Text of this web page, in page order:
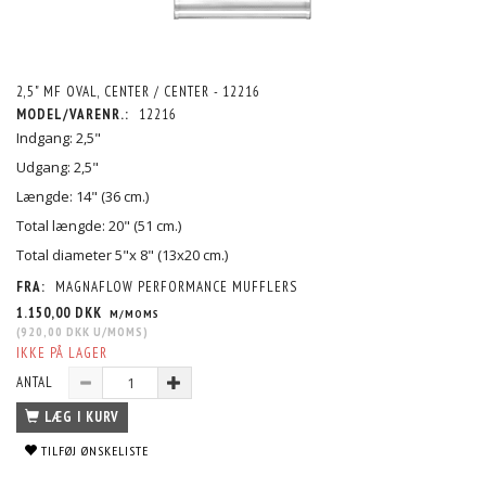
2,5" MF OVAL, CENTER / CENTER - 12216
MODEL/VARENR.:
12216
Indgang: 2,5"
Udgang: 2,5"
Længde: 14" (36 cm.)
Total længde: 20" (51 cm.)
Total diameter 5"x 8" (13x20 cm.)
FRA:
MAGNAFLOW PERFORMANCE MUFFLERS
1.150,00 DKK M/MOMS
(920,00 DKK U/MOMS )
IKKE PÅ LAGER
ANTAL
LÆG I KURV
TILFØJ ØNSKELISTE